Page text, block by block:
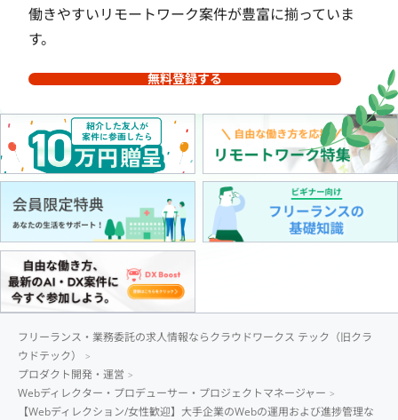
働きやすいリモートワーク案件が豊富に揃っていま
す。
無料登録する
フリーランス・業務委託の求人情報ならクラウドワークス テック（旧クラ
ウドテック）
プロダクト開発・運営
Webディレクター・プロデューサー・プロジェクトマネージャー
【Webディレクション/女性歓迎】大手企業のWebの運用および進捗管理な